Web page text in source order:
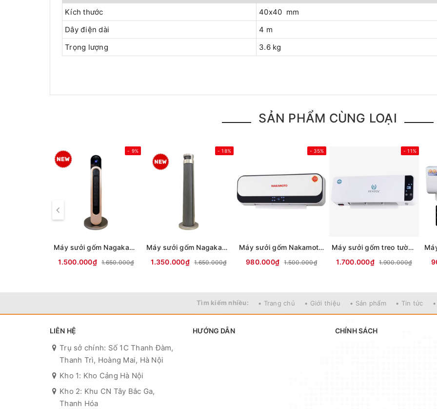
Kích thước
40x40 mm
Dây điện dài
4 m
Trọng lượng
3.6 kg
SẢN PHẨM CÙNG LOẠI
- 9%
Máy sưởi gốm Nagakawa NEH8399
1.500.000₫
1.650.000₫
- 18%
Máy sưởi gốm Nagakawa NEH8389
1.350.000₫
1.650.000₫
- 35%
Máy sưởi gốm Nakamoto treo tường NK06
980.000₫
1.500.000₫
- 11%
Máy sưởi gốm treo tường Syntex SG2268
1.700.000₫
1.900.000₫
Tìm kiếm nhiều: • Trang chủ • Giới thiệu • Sản phẩm • Tin tức
LIÊN HỆ
Trụ sở chính: Số 1C Thanh Đàm,
Thanh Trì, Hoàng Mai, Hà Nội
Kho 1: Kho Cảng Hà Nội
Kho 2: Khu CN Tây Bắc Ga,
Thanh Hóa
HƯỚNG DẪN CHÍNH SÁCH